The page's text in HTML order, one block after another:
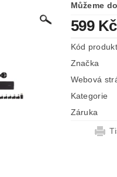
Můžeme
599
Kód
Značka
Webová
Kategorie
Záruka